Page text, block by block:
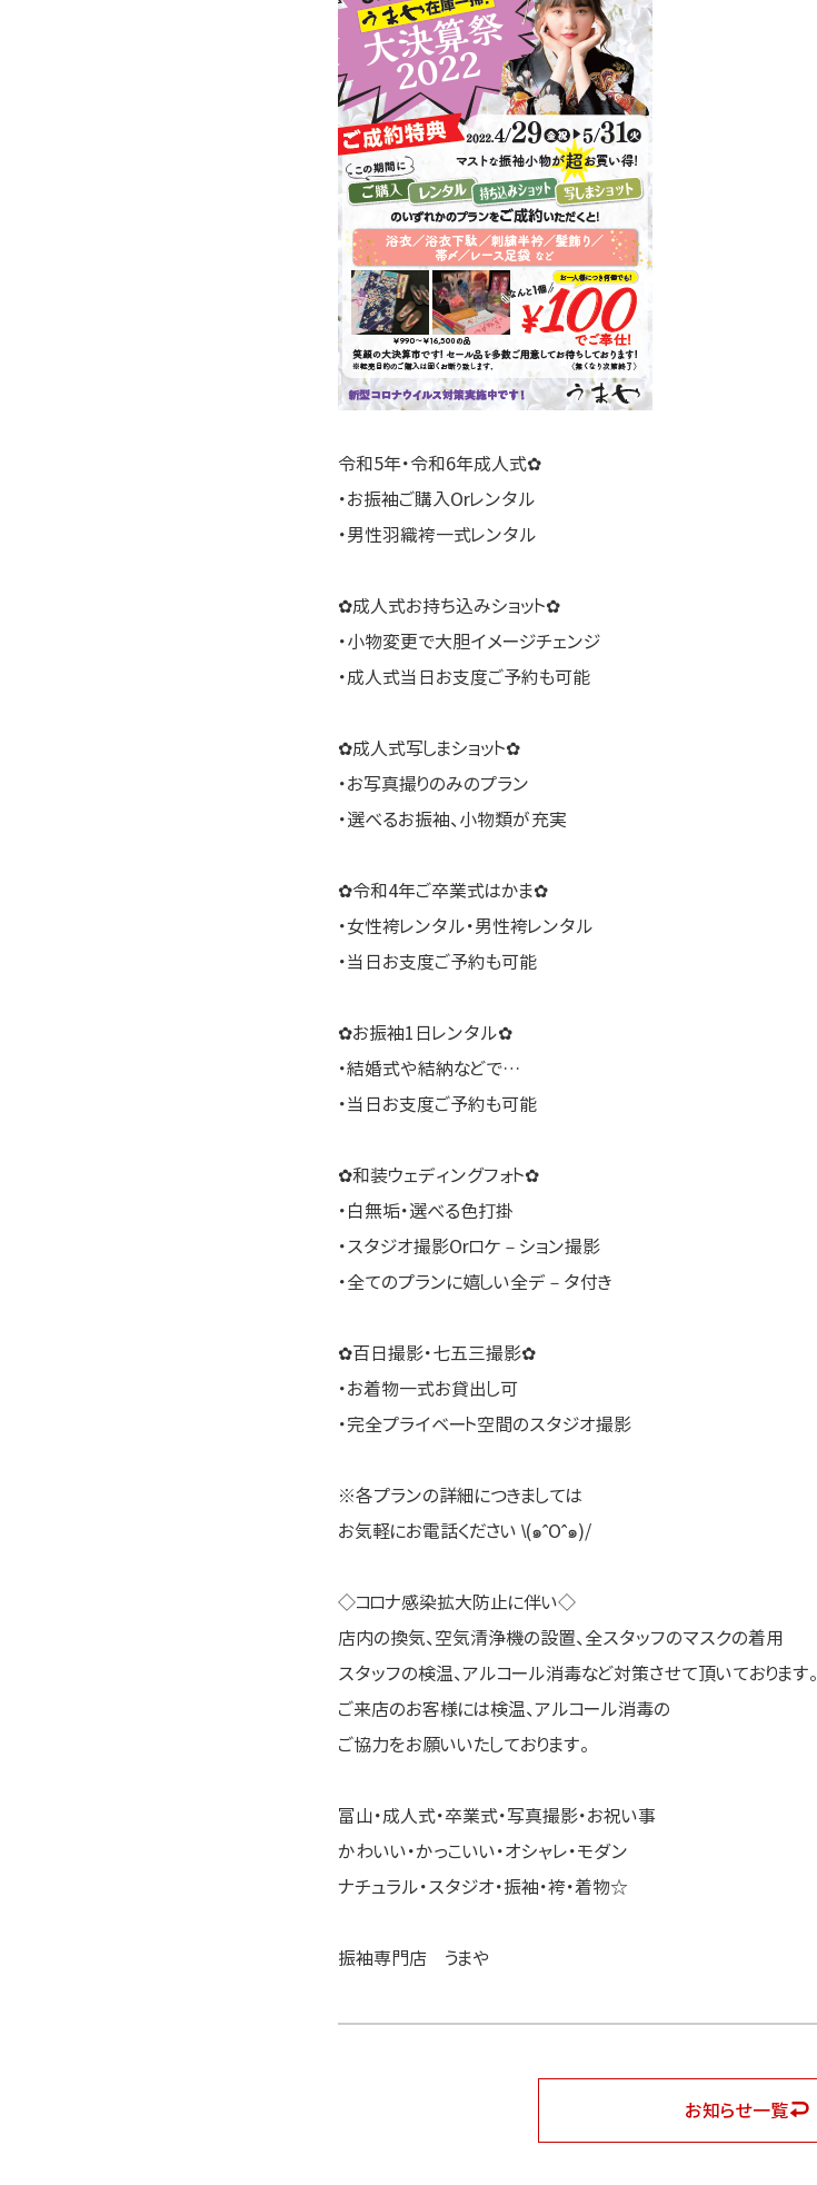
令和5年・令和6年成人式✿
・お振袖ご購入Orレンタル
・男性羽織袴一式レンタル
✿成人式お持ち込みショット✿
・小物変更で大胆イメージチェンジ
・成人式当日お支度ご予約も可能
✿成人式写しまショット✿
・お写真撮りのみのプラン
・選べるお振袖、小物類が充実
✿令和4年ご卒業式はかま✿
・女性袴レンタル・男性袴レンタル
・当日お支度ご予約も可能
✿お振袖1日レンタル✿
・結婚式や結納などで…
・当日お支度ご予約も可能
✿和装ウェディングフォト✿
・白無垢・選べる色打掛
・スタジオ撮影Orロケ－ション撮影
・全てのプランに嬉しい全デ－タ付き
✿百日撮影・七五三撮影✿
・お着物一式お貸出し可
・完全プライベート空間のスタジオ撮影
※各プランの詳細につきましては
お気軽にお電話ください \(๑ˆOˆ๑)/
◇コロナ感染拡大防止に伴い◇
店内の換気、空気清浄機の設置、全スタッフのマスクの着用
スタッフの検温、アルコール消毒など対策させて頂いております。
ご来店のお客様には検温、アルコール消毒の
ご協力をお願いいたしております。
富山・成人式・卒業式・写真撮影・お祝い事
かわいい・かっこいい・オシャレ・モダン
ナチュラル・スタジオ・振袖・袴・着物☆
振袖専門店 うまや
お知らせ一覧